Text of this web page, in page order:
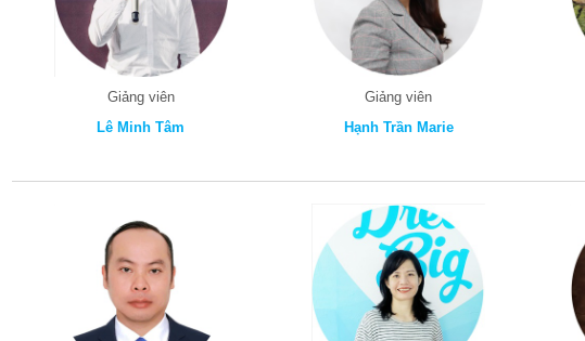
Giảng viên
Lê Minh Tâm
Giảng viên
Hạnh Trần Marie